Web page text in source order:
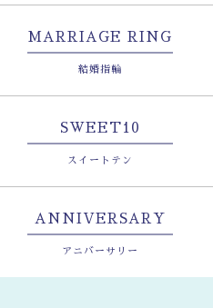
MARRIAGE RING
結婚指輪
SWEET10
スイートテン
ANNIVERSARY
アニバーサリー